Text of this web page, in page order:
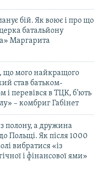
бій. Як воює і про що
батальйону
Маргарита
що мого найкращого
став батьком-
і перевівся в ТЦК, б’ють
– комбриг Габінет
полону, а дружина
Польщі. Як після 1000
вибратися «із
і фінансової ями»